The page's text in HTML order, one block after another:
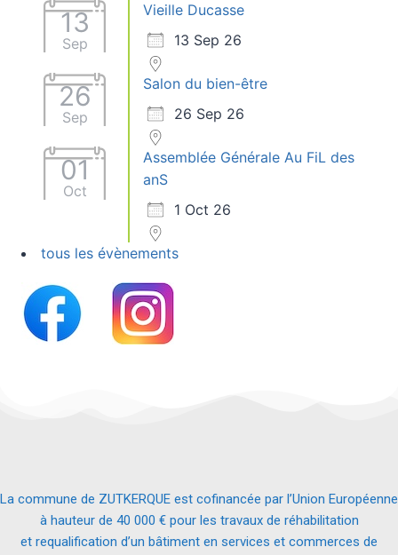
13
Sep
Vieille Ducasse
13 Sep 26
26
Sep
Salon du bien-être
26 Sep 26
01
Oct
Assemblée Générale Au FiL des
anS
1 Oct 26
tous les évènements
La commune de ZUTKERQUE est cofinancée par l’Union Européenne
à hauteur de 40 000 € pour les travaux de réhabilitation
et requalification d’un bâtiment en services et commerces de